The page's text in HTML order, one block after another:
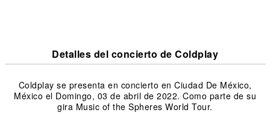
Detalles del concierto de Coldplay
Coldplay se presenta en concierto en Ciudad De México,
México el Domingo, 03 de abril de 2022. Como parte de su
gira Music of the Spheres World Tour.